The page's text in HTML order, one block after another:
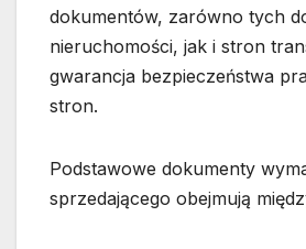
dokumentów, zarówno tych
nieruchomości, jak i stron
gwarancja bezpieczeństwa
stron.
Podstawowe dokumenty
sprzedającego obejmują